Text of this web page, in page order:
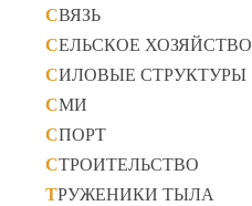
СВЯЗЬ
СЕЛЬСКОЕ ХОЗЯЙСТВО
СИЛОВЫЕ СТРУКТУРЫ
СМИ
СПОРТ
СТРОИТЕЛЬСТВО
ТРУЖЕНИКИ ТЫЛА